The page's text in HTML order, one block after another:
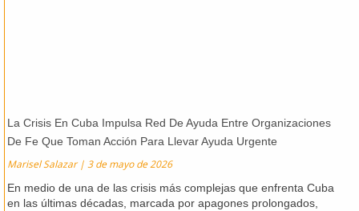
La Crisis En Cuba Impulsa Red De Ayuda Entre Organizaciones
De Fe Que Toman Acción Para Llevar Ayuda Urgente
Marisel Salazar 3 de mayo de 2026
En medio de una de las crisis más complejas que enfrenta Cuba
en las últimas décadas, marcada por apagones prolongados,